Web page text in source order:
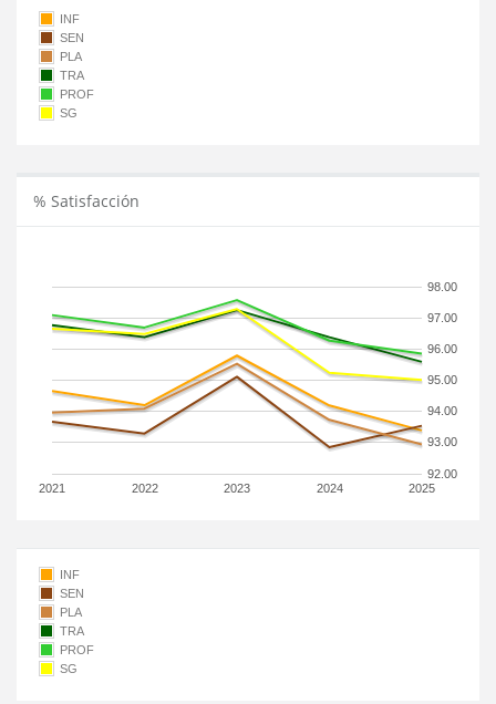
INF
SEN
PLA
TRA
PROF
SG
% Satisfacción
2021 2022 2023 2024 2025
92.00
93.00
94.00
95.00
96.00
97.00
98.00
INF
SEN
PLA
TRA
PROF
SG